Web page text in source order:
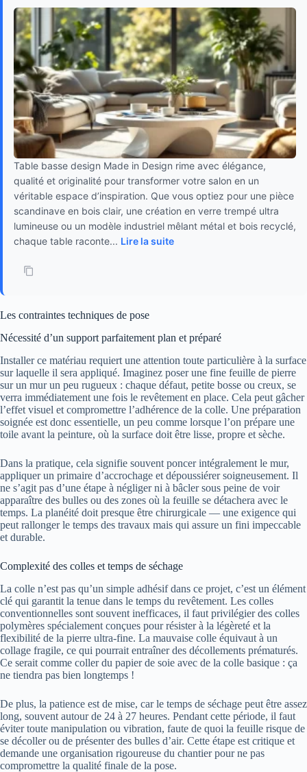
Table basse design Made in Design rime avec élégance,
qualité et originalité pour transformer votre salon en un
véritable espace d’inspiration. Que vous optiez pour une pièce
scandinave en bois clair, une création en verre trempé ultra
lumineuse ou un modèle industriel mêlant métal et bois recyclé,
chaque table raconte... Lire la suite
Les contraintes techniques de pose
Nécessité d’un support parfaitement plan et préparé
Installer ce matériau requiert une attention toute particulière à la surface
sur laquelle il sera appliqué. Imaginez poser une fine feuille de pierre
sur un mur un peu rugueux : chaque défaut, petite bosse ou creux, se
verra immédiatement une fois le revêtement en place. Cela peut gâcher
l’effet visuel et compromettre l’adhérence de la colle. Une préparation
soignée est donc essentielle, un peu comme lorsque l’on prépare une
toile avant la peinture, où la surface doit être lisse, propre et sèche.
Dans la pratique, cela signifie souvent poncer intégralement le mur,
appliquer un primaire d’accrochage et dépoussiérer soigneusement. Il
ne s’agit pas d’une étape à négliger ni à bâcler sous peine de voir
apparaître des bulles ou des zones où la feuille se détachera avec le
temps. La planéité doit presque être chirurgicale — une exigence qui
peut rallonger le temps des travaux mais qui assure un fini impeccable
et durable.
Complexité des colles et temps de séchage
La colle n’est pas qu’un simple adhésif dans ce projet, c’est un élément
clé qui garantit la tenue dans le temps du revêtement. Les colles
conventionnelles sont souvent inefficaces, il faut privilégier des colles
polymères spécialement conçues pour résister à la légèreté et la
flexibilité de la pierre ultra-fine. La mauvaise colle équivaut à un
collage fragile, ce qui pourrait entraîner des décollements prématurés.
Ce serait comme coller du papier de soie avec de la colle basique : ça
ne tiendra pas bien longtemps !
De plus, la patience est de mise, car le temps de séchage peut être assez
long, souvent autour de 24 à 27 heures. Pendant cette période, il faut
éviter toute manipulation ou vibration, faute de quoi la feuille risque de
se décoller ou de présenter des bulles d’air. Cette étape est critique et
demande une organisation rigoureuse du chantier pour ne pas
compromettre la qualité finale de la pose.